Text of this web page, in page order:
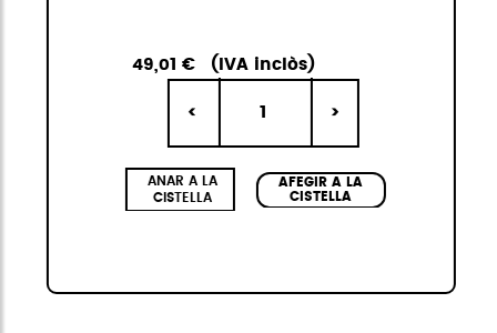
49,01 € (IVA inclòs)
< 1 >
ANAR A LA
CISTELLA
AFEGIR A LA
CISTELLA